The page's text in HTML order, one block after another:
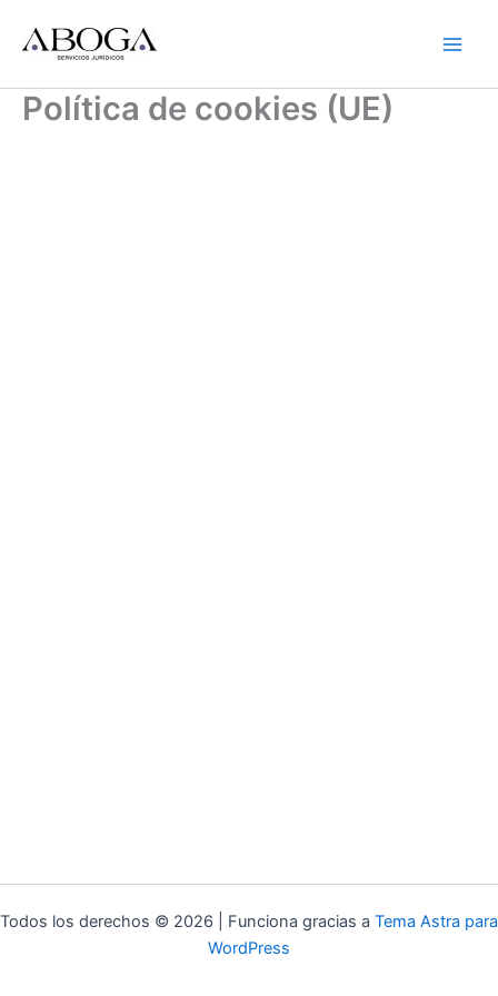
contenido
Política de cookies (UE)
Todos los derechos © 2026 | Funciona gracias a Tema Astra para
WordPress